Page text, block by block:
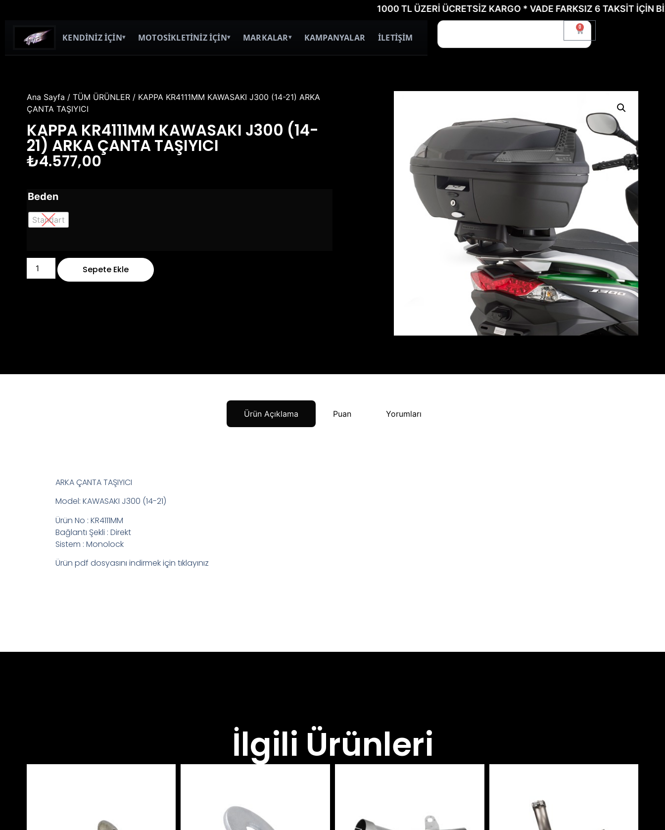
1000 TL ÜZERİ ÜCRETSİZ KARGO * VADE FARKSIZ 6 TAKSİT İÇİN BİZE
KENDİNİZ İÇİN▾ MOTOSİKLETİNİZ İÇİN▾ MARKALAR▾ KAMPANYALAR İLETİŞİM
0
Ana Sayfa / TÜM ÜRÜNLER/ KAPPA KR4111MM KAWASAKI J300 (14-21) ARKA
ÇANTA TAŞIYICI
KAPPA KR4111MM KAWASAKI J300 (14-
21) ARKA ÇANTA TAŞIYICI
₺4.577,00
Beden
Standart
Sepete Ekle
Ürün Açıklama Puan Yorumları
ARKA ÇANTA TAŞIYICI
Model: KAWASAKI J300 (14-21)
Ürün No : KR4111MM
Bağlantı Şekli : Direkt
Sistem : Monolock
Ürün pdf dosyasını indirmek için tıklayınız
İlgili Ürünleri